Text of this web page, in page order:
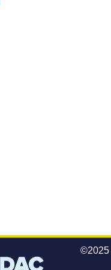
©2025